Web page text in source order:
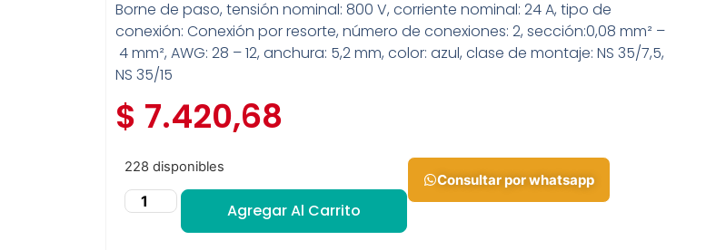
Borne de paso, tensión nominal: 800 V, corriente nominal: 24 A, tipo de
conexión: Conexión por resorte, número de conexiones: 2, sección:0,08 mm² –
4 mm², AWG: 28 – 12, anchura: 5,2 mm, color: azul, clase de montaje: NS 35/7,5,
NS 35/15
$ 7.420,68
228 disponibles
Agregar Al Carrito
Consultar por whatsapp